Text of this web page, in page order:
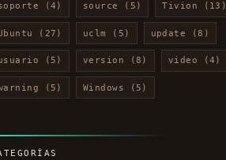
(4) source (5) Tivion (13)
(27) uclm (5) update (8)
(5) version (8) video (4)
(5) Windows (5)